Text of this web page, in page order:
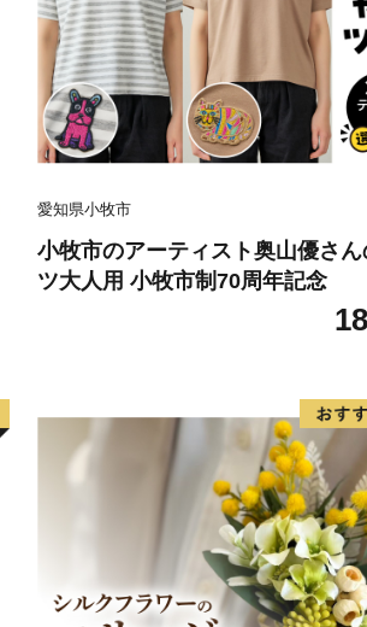
レースが
ンを楽し
【多摩川
市の南側
備され、
【郷土の
約１４万
を表現し、
ます。２
「生活と
の森公園
一の総合美
【ラグビー
全国でも
パスとサン
います。
愛知県小牧市
小牧市のアーティスト奥山優さん
ツ大人用 小牧市制70周年記念